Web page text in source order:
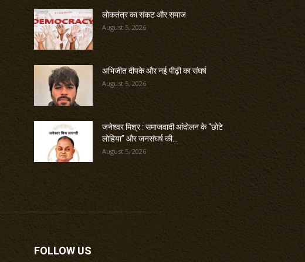
लोकतंत्र का संकट और समाज
August 5, 2026
अभिजीत दीपके और नई पीढ़ी का संघर्ष
August 5, 2026
जनेश्वर मिश्र : समाजवादी आंदोलन के “छोटे
लोहिया” और जनसंघर्ष की...
August 5, 2026
FOLLOW US